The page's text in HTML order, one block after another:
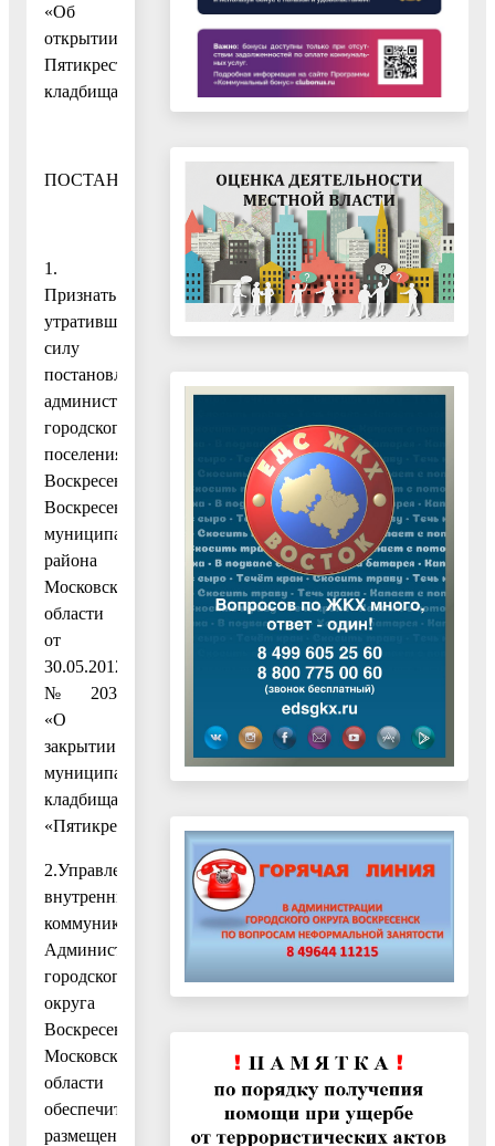
«Об
открытии
Пятикрестовского
кладбища»
ПОСТАНОВЛЯЮ:
1.
Признать
утратившим
силу
постановление
администрации
городского
поселения
Воскресенск
Воскресенского
муниципального
района
Московской
области
от
30.05.2012
№ 203
«О
закрытии
муниципального
кладбища
«Пятикрестовское».
2.Управлению
внутренних
коммуникаций
Администрации
городского
округа
Воскресенск
Московской
области
обеспечить
размещение